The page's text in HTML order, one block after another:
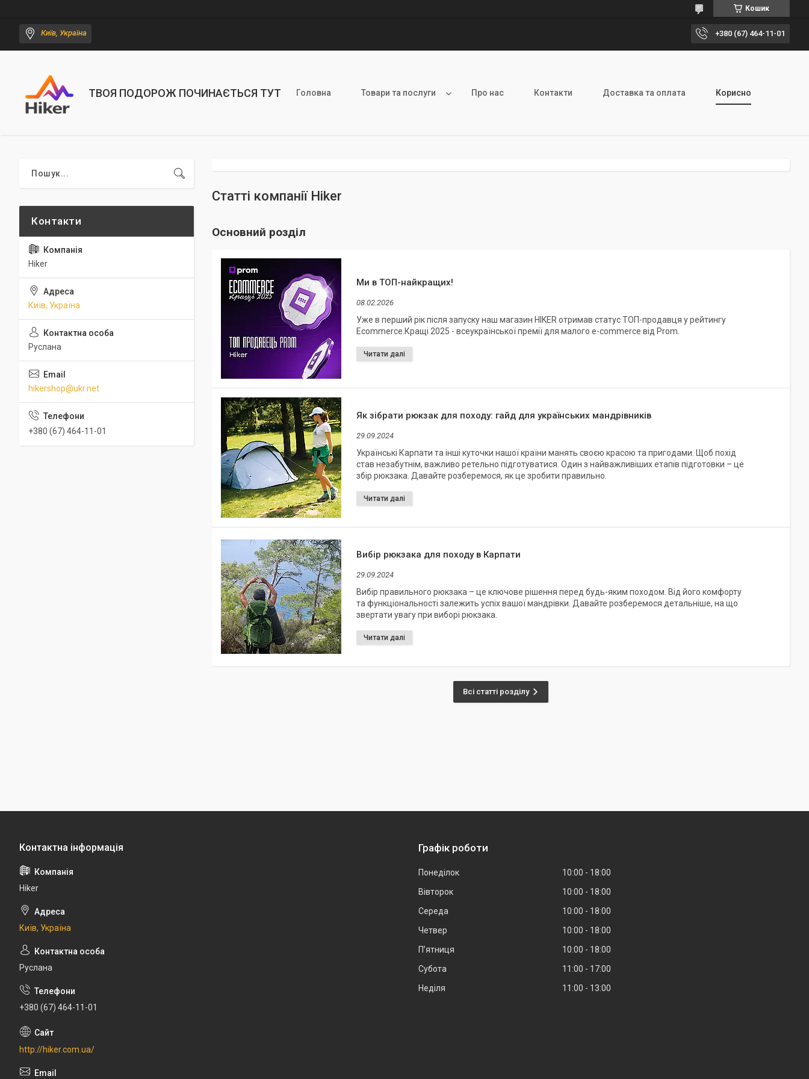
Кошик
Київ, Україна +380 (67) 464-11-01
ТВОЯ ПОДОРОЖ ПОЧИНАЄТЬСЯ ТУТ Головна Товари та послуги Про нас Контакти Доставка та оплата Корисно
Статті компанії Hiker
Основний розділ
Ми в ТОП-найкращих!
08.02.2026
Уже в перший рік після запуску наш магазин HIKER отримав статус ТОП-продавця у рейтингу
Ecommerce.Кращі 2025 - всеукраїнської премії для малого e-commerce від Prom.
Як зібрати рюкзак для походу: гайд для українських мандрівників
29.09.2024
Українські Карпати та інші куточки нашої країни манять своєю красою та пригодами. Щоб похід
став незабутнім, важливо ретельно підготуватися. Один з найважливіших етапів підготовки – це
збір рюкзака. Давайте розберемося, як це зробити правильно.
Вибір рюкзака для походу в Карпати
29.09.2024
Вибір правильного рюкзака – це ключове рішення перед будь-яким походом. Від його комфорту
та функціональності залежить успіх вашої мандрівки. Давайте розберемося детальніше, на що
звертати увагу при виборі рюкзака.
Всі статті розділу
Hiker
Київ, Україна
Руслана
hikershop@ukr.net
+380 (67) 464-11-01
Hiker
Київ, Україна
Руслана
+380 (67) 464-11-01
http://hiker.com.ua/
Графік роботи
Понеділок 10:00
18:00
Вівторок
10:00
18:00
Середа
10:00
18:00
Четвер
10:00
18:00
Пʼятниця
10:00
18:00
Субота
11:00
17:00
Неділя
11:00 13:00